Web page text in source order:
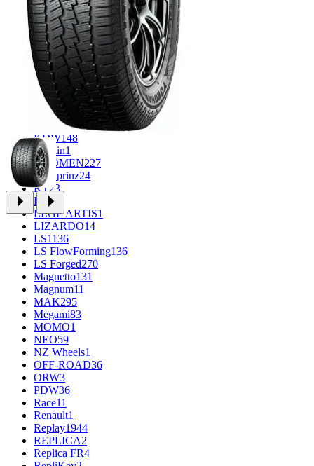
FF30
FR REPLICA1
GR34
Grizzly3
iFree 912
iFree Original49
Ikon1
INFORGED1
K&K 1
KDW148
Keskin1
KHOMEN227
Kronprinz24
KT23
LE
13
LEGE ARTIS1
LIZARDO14
LS1136
LS FlowForming136
LS Forged270
Magnetto131
Magnum11
MAK295
Megami83
MOMO1
NEO59
NZ Wheels1
OFF-ROAD36
ORW3
PDW36
Race11
Renault1
Replay1944
REPLICA2
Replica FR4